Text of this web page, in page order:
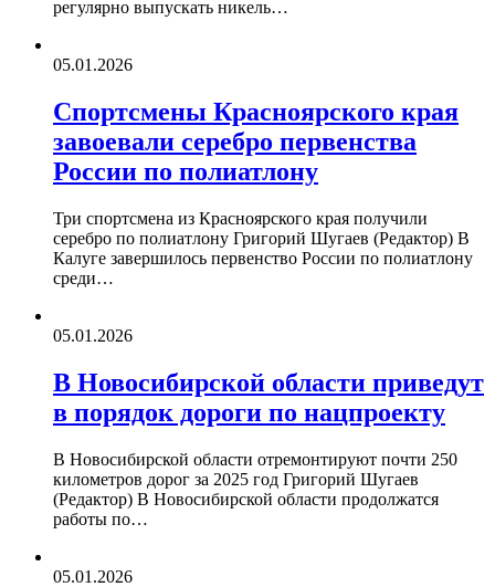
регулярно выпускать никель…
05.01.2026
Спортсмены Красноярского края
завоевали серебро первенства
России по полиатлону
Три спортсмена из Красноярского края получили
серебро по полиатлону Григорий Шугаев (Редактор) В
Калуге завершилось первенство России по полиатлону
среди…
05.01.2026
В Новосибирской области приведут
в порядок дороги по нацпроекту
В Новосибирской области отремонтируют почти 250
километров дорог за 2025 год Григорий Шугаев
(Редактор) В Новосибирской области продолжатся
работы по…
05.01.2026